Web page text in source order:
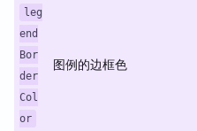
leg
end
Bor
der
Col
or
图例的边框色